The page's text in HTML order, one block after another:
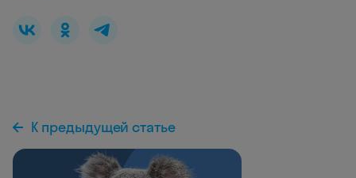
К предыдущей статье